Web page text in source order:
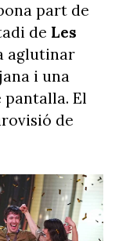
part de
de Les
aglutinar
i una
pantalla. El
de